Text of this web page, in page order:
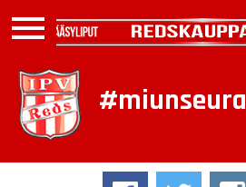
menu
#miunseura